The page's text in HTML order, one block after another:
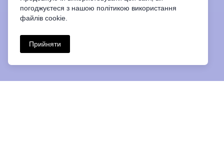
погоджуєтеся з нашою політикою використання
файлів cookie.
Прийняти